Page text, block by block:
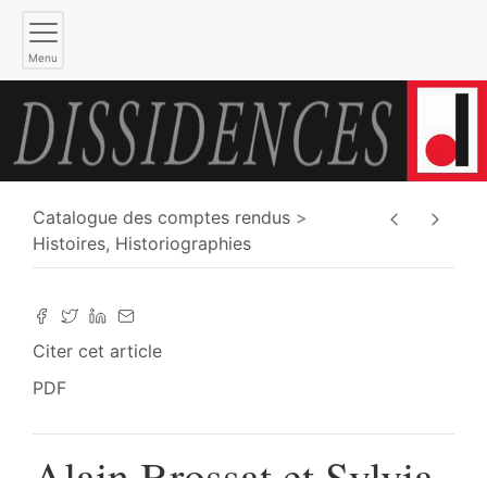
Menu
Catalogue des comptes rendus
Histoires, Historiographies
Citer cet article
PDF